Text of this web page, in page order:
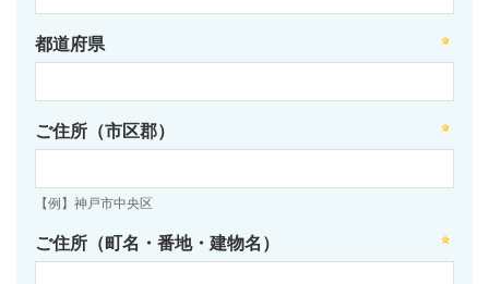
都道府県
ご住所（市区郡）
【例】神戸市中央区
ご住所（町名・番地・建物名）